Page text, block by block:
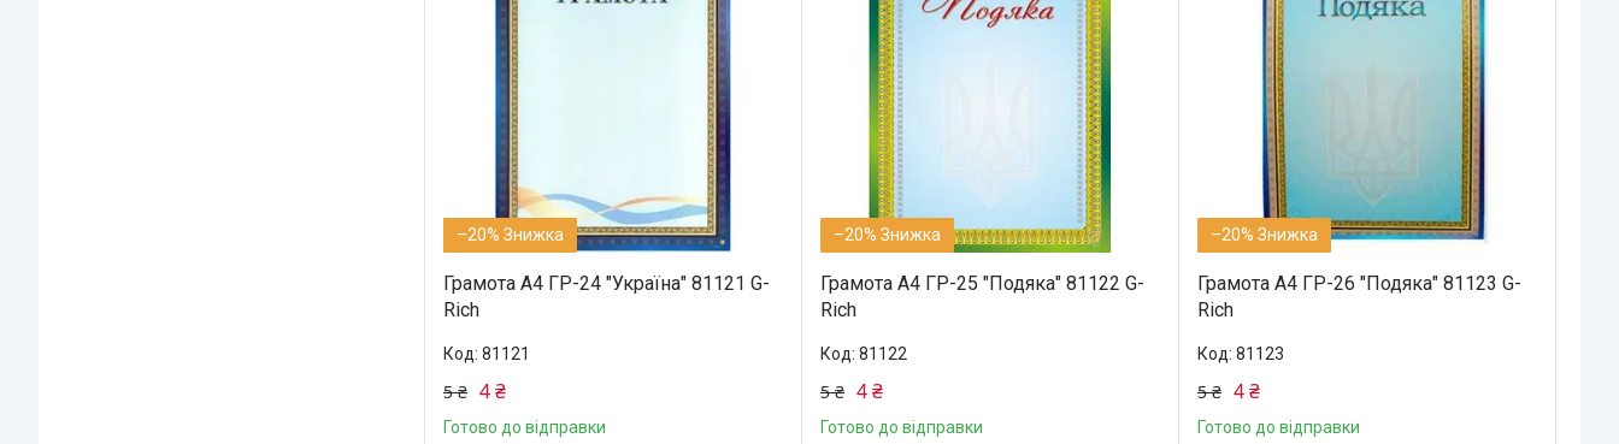
–20%
Грамота А4 ГР-24 "Україна" 81121 G-
Rich
81121
5 ₴ 4 ₴
Готово до відправки
–20%
Грамота А4 ГР-25 "Подяка" 81122 G-
Rich
81122
5 ₴ 4 ₴
Готово до відправки
–20%
Грамота А4 ГР-26 "Подяка" 81123 G-
Rich
81123
5 ₴ 4 ₴
Готово до відправки